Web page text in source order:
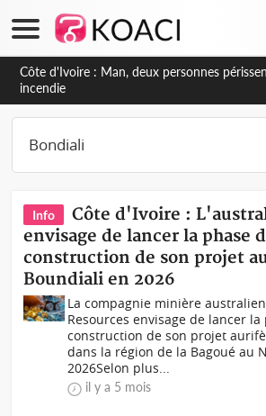
Côte d'Ivoire : Man, deux personnes
incendie
Info
Côte d'Ivoire :
envisage de lancer la phase
construction de son projet
Boundiali en 2026
La compagnie minière
Resources envisage de lancer la
construction de son projet
dans la région de la Bagoué au
2026Selon plus...
il y a 5 mois